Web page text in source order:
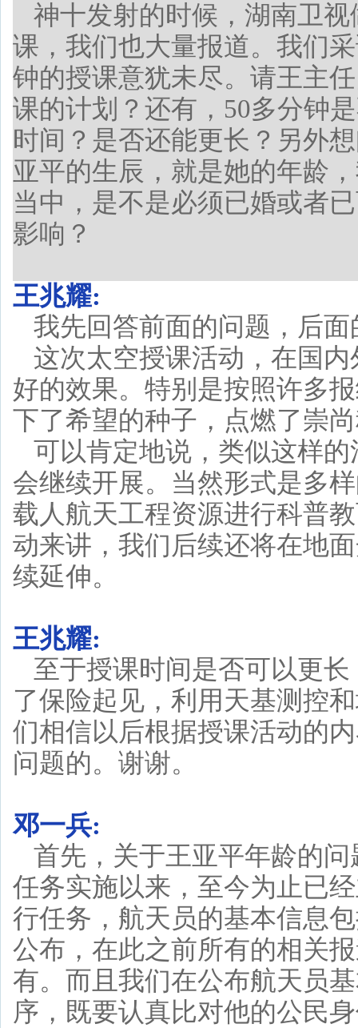
神十发射的时候，湖南卫
课，我们也大量报道。我们
钟的授课意犹未尽。请王主
课的计划？还有，50多分钟
时间？是否还能更长？另外
亚平的生辰，就是她的年龄
当中，是不是必须已婚或者
影响？
王兆耀:
我先回答前面的问题，后
这次太空授课活动，在国
好的效果。特别是按照许多
下了希望的种子，点燃了崇
可以肯定地说，类似这样
会继续开展。当然形式是多
载人航天工程资源进行科普
动来讲，我们后续还将在地
续延伸。
王兆耀:
至于授课时间是否可以更
了保险起见，利用天基测控
们相信以后根据授课活动的
问题的。谢谢。
邓一兵:
首先，关于王亚平年龄的
任务实施以来，至今为止已
行任务，航天员的基本信息
公布，在此之前所有的相关
有。而且我们在公布航天员
序，既要认真比对他的公民